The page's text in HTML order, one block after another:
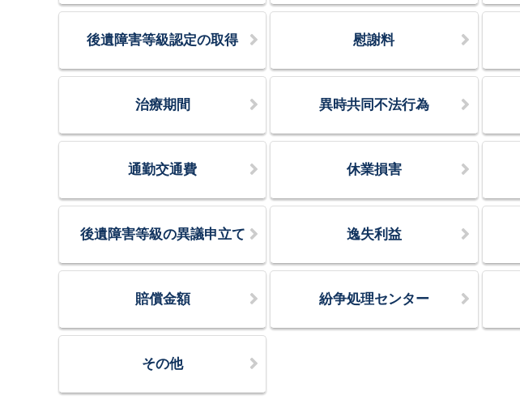
後遺障害等級認定の取得 慰謝料
治療期間 異時共同不法行為
通勤交通費 休業損害
後遺障害等級の異議申立て 逸失利益
賠償金額 紛争処理センター
その他